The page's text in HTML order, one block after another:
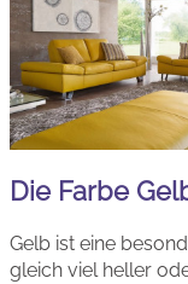
Die Farbe
Gelb ist eine
gleich viel heller